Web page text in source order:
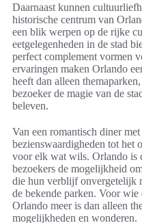
Daarnaast kunnen
historische centrum van
een blik werpen op de rijke
eetgelegenheden in de stad
perfect complement vormen
ervaringen maken Orlando
heeft dan alleen
bezoeker de magie van de
beleven.
Van een romantisch diner
bezienswaardigheden tot het
voor elk wat wils. Orlando is
bezoekers de mogelijkheid
die hun verblijf onvergetelijk
de bekende parken. Voor
Orlando meer is dan alleen
mogelijkheden en wonderen.